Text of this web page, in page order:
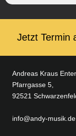
Jetzt Termin
Andreas Kraus
Pfarrgasse 5,
92521
info@andy-musik.de